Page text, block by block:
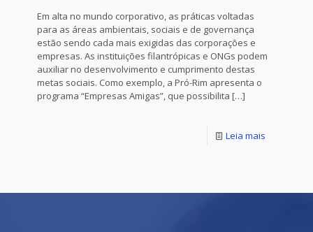
Em alta no mundo corporativo, as práticas voltadas
para as áreas ambientais, sociais e de governança
estão sendo cada mais exigidas das corporações e
empresas. As instituições filantrópicas e ONGs podem
auxiliar no desenvolvimento e cumprimento destas
metas sociais. Como exemplo, a Pró-Rim apresenta o
programa “Empresas Amigas”, que possibilita […]
Leia mais